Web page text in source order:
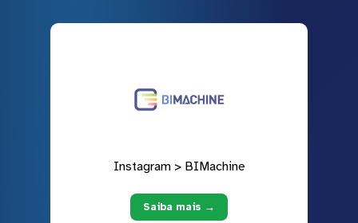
Instagram > BIMachine
Saiba mais →